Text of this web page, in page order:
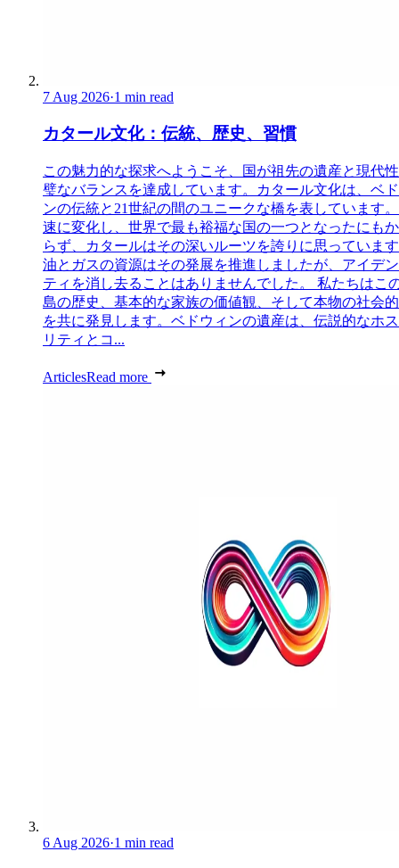
7 Aug 2026·1 min read
カタール文化：伝統、歴史、習慣
この魅力的な探求へようこそ、国が祖先の遺産と現代
璧なバランスを達成しています。カタール文化は、ベ
ンの伝統と21世紀の間のユニークな橋を表しています
速に変化し、世界で最も裕福な国の一つとなったにも
らず、カタールはその深いルーツを誇りに思っていま
油とガスの資源はその発展を推進しましたが、アイデ
ティを消し去ることはありませんでした。 私たちはこ
島の歴史、基本的な家族の価値観、そして本物の社会
を共に発見します。ベドウィンの遺産は、伝説的なホ
リティとコ...
ArticlesRead more
6 Aug 2026·1 min read